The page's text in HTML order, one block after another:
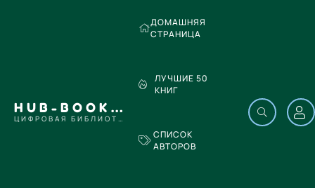
HUB-BOOKS.COM
ЦИФРОВАЯ БИБЛИОТЕКА
ДОМАШНЯЯ
СТРАНИЦА
ЛУЧШИЕ 50
КНИГ
СПИСОК
АВТОРОВ